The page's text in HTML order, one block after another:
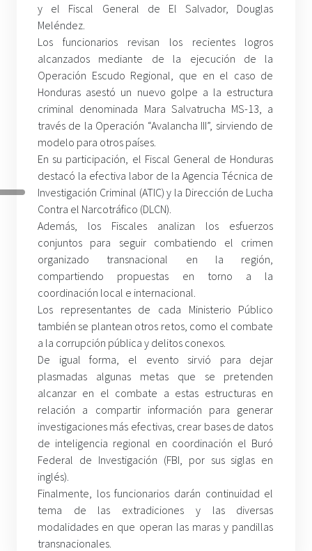
y el Fiscal General de El Salvador, Douglas
Meléndez.
Los funcionarios revisan los recientes logros
alcanzados mediante de la ejecución de la
Operación Escudo Regional, que en el caso de
Honduras asestó un nuevo golpe a la estructura
criminal denominada Mara Salvatrucha MS-13, a
través de la Operación “Avalancha III”, sirviendo de
modelo para otros países.
En su participación, el Fiscal General de Honduras
destacó la efectiva labor de la Agencia Técnica de
Investigación Criminal (ATIC) y la Dirección de Lucha
Contra el Narcotráfico (DLCN).
Además, los Fiscales analizan los esfuerzos
conjuntos para seguir combatiendo el crimen
organizado transnacional en la región,
compartiendo propuestas en torno a la
coordinación local e internacional.
Los representantes de cada Ministerio Público
también se plantean otros retos, como el combate
a la corrupción pública y delitos conexos.
De igual forma, el evento sirvió para dejar
plasmadas algunas metas que se pretenden
alcanzar en el combate a estas estructuras en
relación a compartir información para generar
investigaciones más efectivas, crear bases de datos
de inteligencia regional en coordinación el Buró
Federal de Investigación (FBI, por sus siglas en
inglés).
Finalmente, los funcionarios darán continuidad el
tema de las extradiciones y las diversas
modalidades en que operan las maras y pandillas
transnacionales.